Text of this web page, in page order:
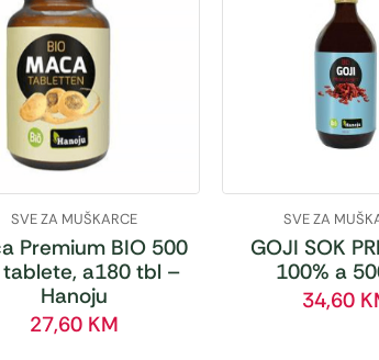
SVE ZA MUŠKARCE
Premium BIO 500
tablete, a180 tbl –
Hanoju
27,60 KM
SVE ZA
GOJI SOK
100% a
34,60